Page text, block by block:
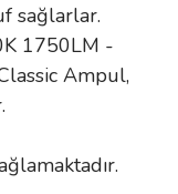
sağlarlar.
1750LM -
Ampul,